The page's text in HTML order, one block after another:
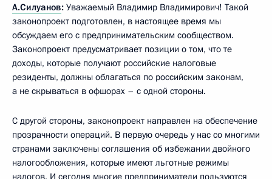
А.Силуанов: Уважаемый Владимир Владимирович! Такой
законопроект подготовлен, в настоящее время мы
обсуждаем его с предпринимательским сообществом.
Законопроект предусматривает позиции о том, что те
доходы, которые получают российские налоговые
резиденты, должны облагаться по российским законам,
а не скрываться в офшорах – с одной стороны.
С другой стороны, законопроект направлен на обеспечение
прозрачности операций. В первую очередь у нас со многими
странами заключены соглашения об избежании двойного
налогообложения, которые имеют льготные режимы
налогов. И сегодня многие предприниматели пользуются